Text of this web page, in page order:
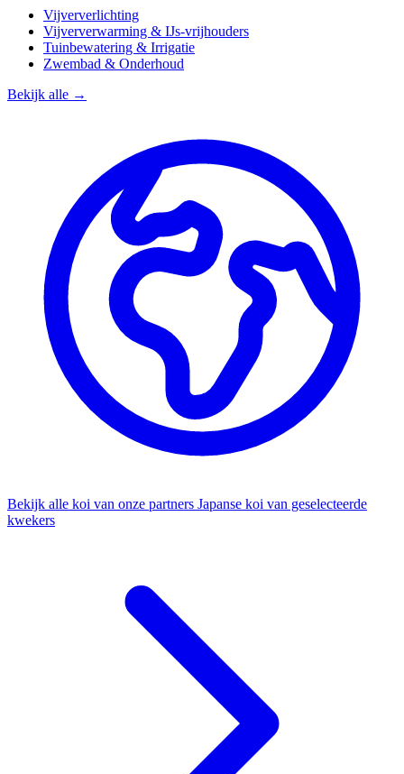
Vijververlichting
Vijververwarming & IJs-vrijhouders
Tuinbewatering & Irrigatie
Zwembad & Onderhoud
Bekijk alle →
Bekijk alle koi van onze partners Japanse koi van geselecteerde
kwekers